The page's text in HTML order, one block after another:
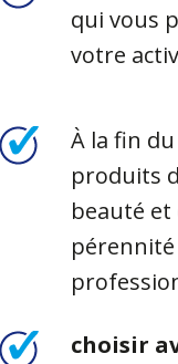
qui vous
votre
À la fin
produits
beauté
choisir